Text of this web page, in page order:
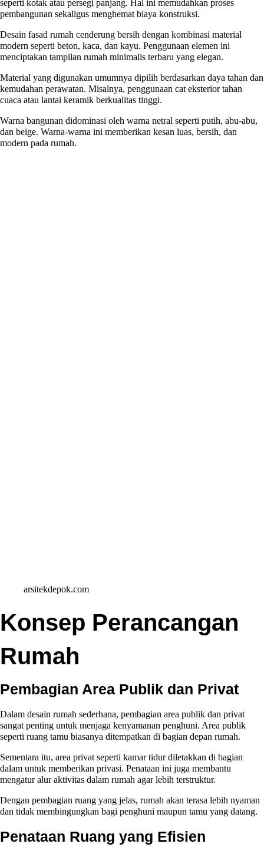
seperti kotak atau persegi panjang. Hal ini memudahkan proses
pembangunan sekaligus menghemat biaya konstruksi.
Desain fasad rumah cenderung bersih dengan kombinasi material
modern seperti beton, kaca, dan kayu. Penggunaan elemen ini
menciptakan tampilan rumah minimalis terbaru yang elegan.
Material yang digunakan umumnya dipilih berdasarkan daya tahan dan
kemudahan perawatan. Misalnya, penggunaan cat eksterior tahan
cuaca atau lantai keramik berkualitas tinggi.
Warna bangunan didominasi oleh warna netral seperti putih, abu-abu,
dan beige. Warna-warna ini memberikan kesan luas, bersih, dan
modern pada rumah.
arsitekdepok.com
Konsep Perancangan
Rumah
Pembagian Area Publik dan Privat
Dalam desain rumah sederhana, pembagian area publik dan privat
sangat penting untuk menjaga kenyamanan penghuni. Area publik
seperti ruang tamu biasanya ditempatkan di bagian depan rumah.
Sementara itu, area privat seperti kamar tidur diletakkan di bagian
dalam untuk memberikan privasi. Penataan ini juga membantu
mengatur alur aktivitas dalam rumah agar lebih terstruktur.
Dengan pembagian ruang yang jelas, rumah akan terasa lebih nyaman
dan tidak membingungkan bagi penghuni maupun tamu yang datang.
Penataan Ruang yang Efisien